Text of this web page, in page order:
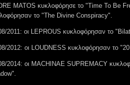
MATOS κυκλοφόρησε το "Time To Be
το "The Divine Conspiracy".
2011: οι LEPROUS κυκλοφόρησαν το
2012: οι LOUDNESS κυκλοφόρησαν το
2014: οι MACHINAE SUPREMACY